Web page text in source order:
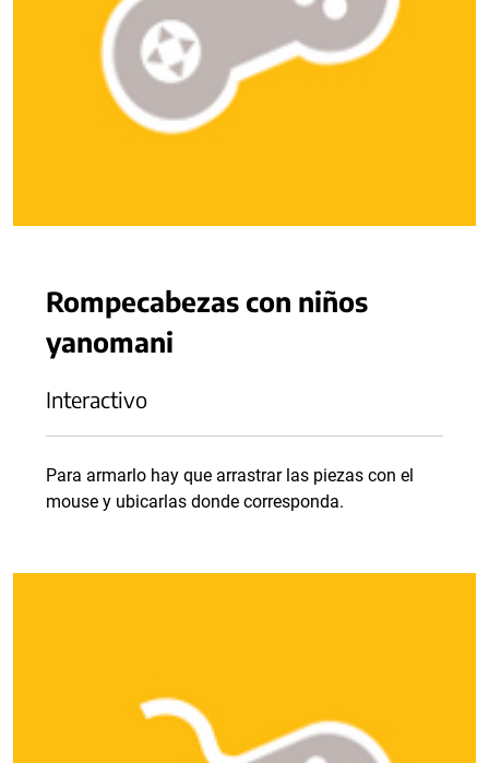
Rompecabezas con niños
yanomani
Interactivo
Para armarlo hay que arrastrar las piezas con el
mouse y ubicarlas donde corresponda.